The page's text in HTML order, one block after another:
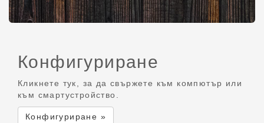
Конфигуриране
Кликнете тук, за да свържете към компютър или
към смартустройство.
Конфигуриране »